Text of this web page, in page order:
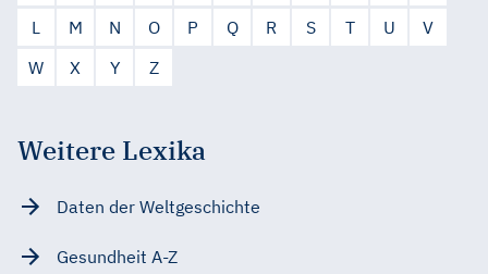
L
M N O P Q R S T U
V
W
X Y Z
Weitere Lexika
Daten der Weltgeschichte
Gesundheit A-Z